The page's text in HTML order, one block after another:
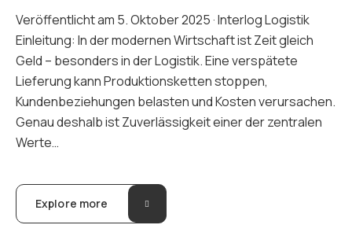
Veröffentlicht am 5. Oktober 2025 · Interlog Logistik
Einleitung: In der modernen Wirtschaft ist Zeit gleich
Geld – besonders in der Logistik. Eine verspätete
Lieferung kann Produktionsketten stoppen,
Kundenbeziehungen belasten und Kosten verursachen.
Genau deshalb ist Zuverlässigkeit einer der zentralen
Werte…
Explore more